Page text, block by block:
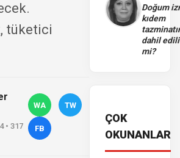
tüketici
• 317
WA TW
FB
Doğum
kıdem
dahil
mi?
ÇOK
OKUNANLAR